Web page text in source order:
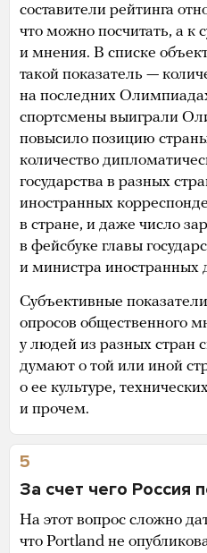
составители рейтинга
что можно посчитать, а
и мнения. В списке
такой показатель —
на последних
спортсмены выиграли
повысило позицию
количество
государства в разных
иностранных
в стране, и даже число
в фейсбуке главы
и министра иностранных
Субъективные
опросов общественного
у людей из разных стран
думают о той или иной
о ее культуре,
и прочем.
5
За счет чего Россия
На этот вопрос сложно
что Portland не